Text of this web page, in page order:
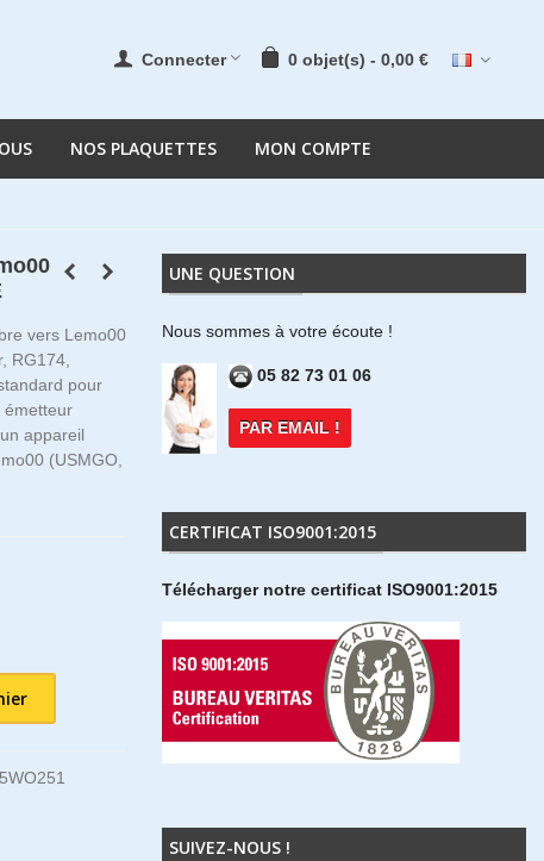
Connecter 0 objet(s) - 0,00 €
NOS PLAQUETTES MON COMPTE
UNE QUESTION
Nous sommes à votre écoute !
05 82 73 01 06
PAR EMAIL !
CERTIFICAT ISO9001:2015
Télécharger notre certificat ISO9001:2015
SUIVEZ-NOUS !
vers Lemo00
RG174,
pour
émetteur
appareil
(USMGO,